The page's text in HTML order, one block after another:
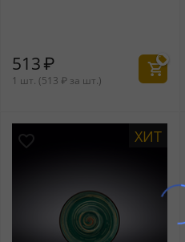
513₽
1 шт. (513 ₽ за шт.)
ХИТ